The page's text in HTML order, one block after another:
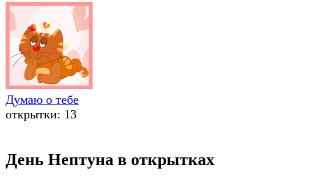
Думаю о тебе
открытки: 13
День Нептуна в открытках